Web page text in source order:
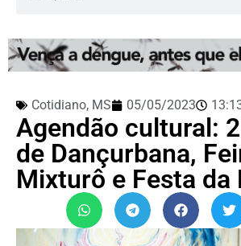
Cotidiano, MS 05/05/2023
Agendão cultural:
de Dançurbana,
Mixturô e Festa da